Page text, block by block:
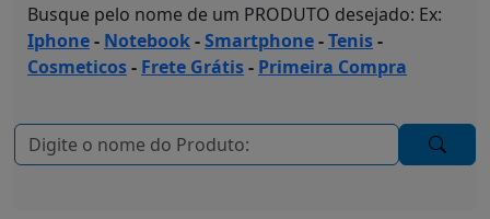
Busque pelo nome de um PRODUTO desejado: Ex:
Iphone- Notebook-Smartphone-Tenis-
Cosmeticos- Frete Grátis- Primeira Compra